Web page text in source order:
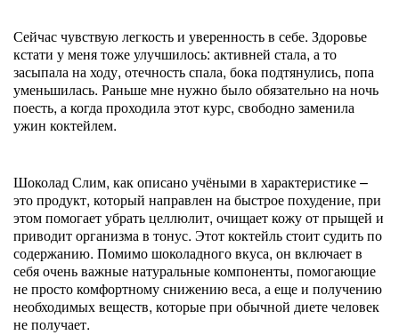
Сейчас чувствую легкость и уверенность в себе. Здоровье
кстати у меня тоже улучшилось: активней стала, а то
засыпала на ходу, отечность спала, бока подтянулись, попа
уменьшилась. Раньше мне нужно было обязательно на ночь
поесть, а когда проходила этот курс, свободно заменила
ужин коктейлем.
Шоколад Слим, как описано учёными в характеристике –
это продукт, который направлен на быстрое похудение, при
этом помогает убрать целлюлит, очищает кожу от прыщей и
приводит организма в тонус. Этот коктейль стоит судить по
содержанию. Помимо шоколадного вкуса, он включает в
себя очень важные натуральные компоненты, помогающие
не просто комфортному снижению веса, а еще и получению
необходимых веществ, которые при обычной диете человек
не получает.